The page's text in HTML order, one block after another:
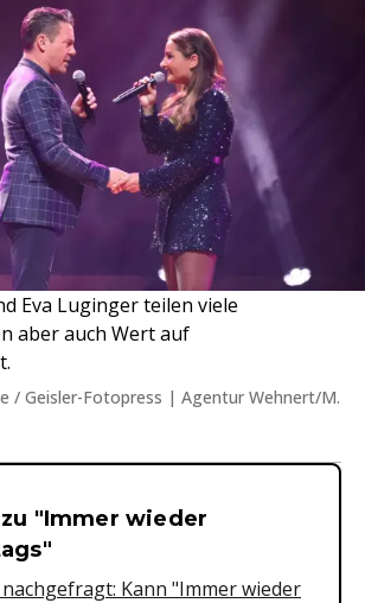
Eva Luginger teilen viele
aber auch Wert auf
/ Geisler-Fotopress | Agentur Wehnert/M.
Hinweise &
"Immer wieder
Kann "Immer wieder